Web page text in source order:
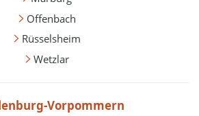
Offenbach
Rüsselsheim
Wetzlar
Vorpommern